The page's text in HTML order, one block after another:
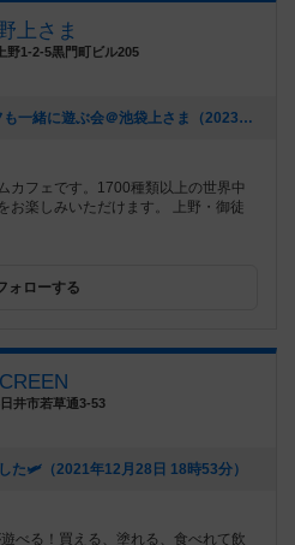
野上さま
野1-2-5黒門町ビル205
[NEW] 【1月18日(水)】スタッフも一緒に遊ぶ会＠池袋上さま（2023年01月09日 23時09分）
カフェです。1700種類以上の世界中
お楽しみいただけます。 上野・御徒
ォローする
井市若草通3-53
た🛩（2021年12月28日 18時53分）
べる！買える、塗れる、食べれて飲